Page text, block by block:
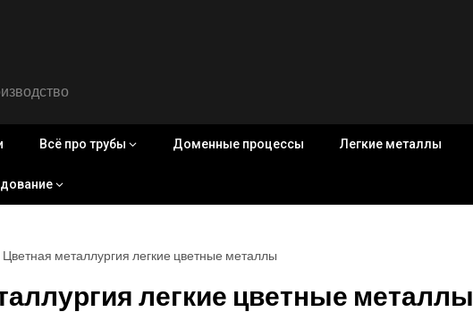
Всё про трубы Доменные процессы Легкие металлы
Цветная металлургия легкие цветные металлы
легкие цветные металлы